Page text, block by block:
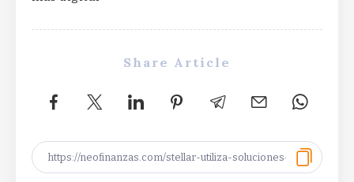
Share Article